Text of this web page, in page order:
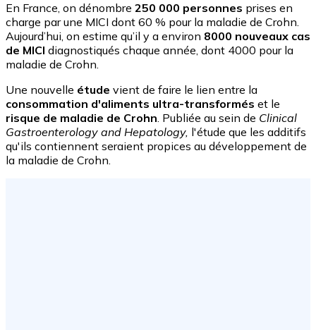
En France, on dénombre 250 000 personnes prises en
charge par une MICI dont 60 % pour la maladie de Crohn.
Aujourd’hui, on estime qu’il y a environ 8000 nouveaux cas
de MICI diagnostiqués chaque année, dont 4000 pour la
maladie de Crohn.
Une nouvelle étude vient de faire le lien entre la
consommation d'aliments ultra-transformés et le
risque de maladie de Crohn. Publiée au sein de Clinical
Gastroenterology and Hepatology, l'étude que les additifs
qu'ils contiennent seraient propices au développement de
la maladie de Crohn.